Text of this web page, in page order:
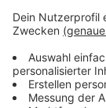
Schulen
Ängste zu